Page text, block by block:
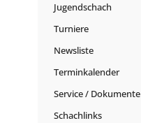
Jugendschach
Turniere
Newsliste
Terminkalender
Service / Dokumente
Schachlinks